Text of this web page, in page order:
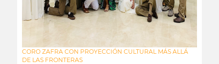
CORO ZAFRA CON PROYECCIÓN CULTURAL MÁS ALLÁ
DE LAS FRONTERAS